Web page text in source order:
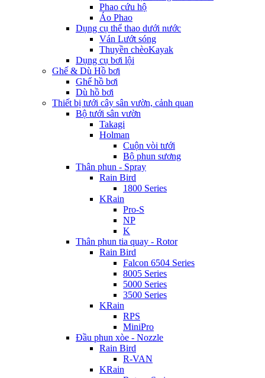
Phao cứu hộ
Áo Phao
Dụng cụ thể thao dưới nước
Ván Lướt sóng
Thuyền chèoKayak
Dụng cụ bơi lội
Ghế & Dù Hồ bơi
Ghế hồ bơi
Dù hồ bơi
Thiết bị tưới cây sân vườn, cảnh quan
Bộ tưới sân vườn
Takagi
Holman
Cuộn vòi tưới
Bộ phun sương
Thân phun - Spray
Rain Bird
1800 Series
KRain
Pro-S
NP
K
Thân phun tia quay - Rotor
Rain Bird
Falcon 6504 Series
8005 Series
5000 Series
3500 Series
KRain
RPS
MiniPro
Đầu phun xòe - Nozzle
Rain Bird
R-VAN
KRain